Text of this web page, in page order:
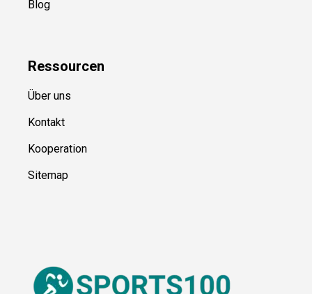
Blog
Ressourcen
Über uns
Kontakt
Kooperation
Sitemap